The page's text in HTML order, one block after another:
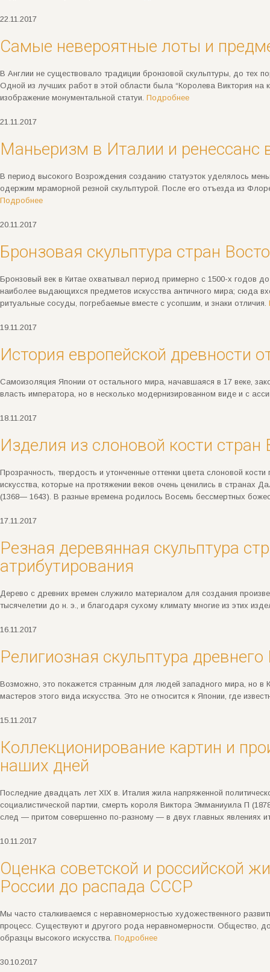
22.11.2017
Самые невероятные лоты и
В Англии не существовало традиции бронзовой скульптуры, до тех
Одной из лучших работ в этой области была “Королева Виктория
изображение монументальной статуи. Подробнее
21.11.2017
Маньеризм в Италии и ренессанс
В период высокого Возрождения созданию статуэток уделялось
одержим мраморной резной скульптурой. После его отъезда из
Подробнее
20.11.2017
Бронзовая скульптура стран
Бронзовый век в Китае охватывал период примерно с 1500-х годов
наиболее выдающихся предметов искусства античного мира; сюда
ритуальные сосуды, погребаемые вместе с усопшим, и знаки отличия.
19.11.2017
История европейской древности
Самоизоляция Японии от остального мира, начавшаяся в 17 веке,
власть императора, но в несколько модернизированном виде и с
18.11.2017
Изделия из слоновой кости
Прозрачность, твердость и утонченные оттенки цвета слоновой
искусства, которые на протяжении веков очень ценились в странах
(1368— 1643). В разные времена родилось Восемь бессмертных
17.11.2017
Резная деревянная скульптура
атрибутирования
Дерево с древних времен служило материалом для создания
тысячелетии до н. э., и благодаря сухому климату многие из этих
16.11.2017
Религиозная скульптура
Возможно, это покажется странным для людей западного мира, но в
мастеров этого вида искусства. Это не относится к Японии, где
15.11.2017
Коллекционирование картин и
наших дней
Последние двадцать лет XIX в. Италия жила напряженной
социалистической партии, смерть короля Виктора Эмманиуила П
след — притом совершенно по-разному — в двух главных явлениях
10.11.2017
Оценка советской и российской
России до распада СССР
Мы часто сталкиваемся с неравномерностью художественного
процесс. Существуют и другого рода неравномерности. Общество,
образцы высокого искусства. Подробнее
30.10.2017